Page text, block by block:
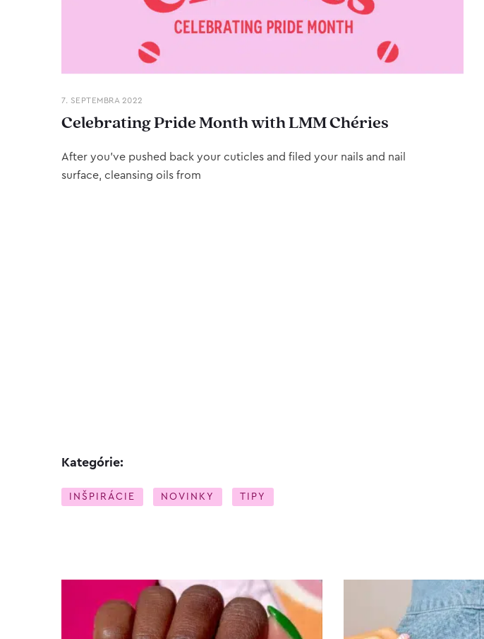
7. SEPTEMBRA 2022
Celebrating Pride Month with LMM Chéries
After you’ve pushed back your cuticles and filed your nails and nail
surface, cleansing oils from
Kategórie:
INŠPIRÁCIE NOVINKY TIPY